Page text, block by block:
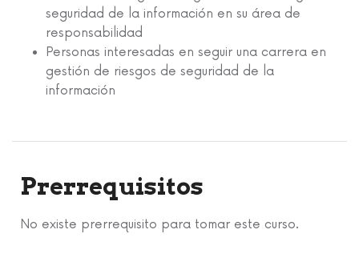
seguridad de la información en su área de
responsabilidad
Personas interesadas en seguir una carrera en
gestión de riesgos de seguridad de la
información
Prerrequisitos
No existe prerrequisito para tomar este curso.